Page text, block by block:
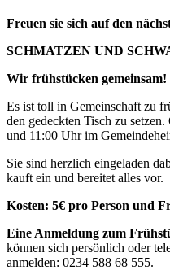
Freuen sie sich auf den
SCHMATZEN UND
Wir frühstücken gemeinsam!
Es ist toll in Gemeinschaft zu
den gedeckten Tisch zu
und 11:00 Uhr im
Sie sind herzlich eingeladen
kauft ein und bereitet alles vor.
Kosten: 5€ pro Person und
Eine Anmeldung zum
können sich persönlich oder
anmelden: 0234 588 68 555.